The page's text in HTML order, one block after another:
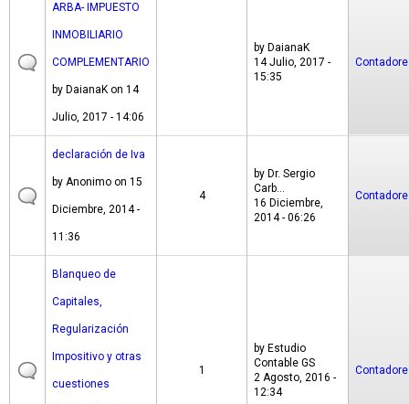
ARBA- IMPUESTO
INMOBILIARIO
COMPLEMENTARIO
by DaianaK on 14
Julio, 2017 - 14:06
by DaianaK
14 Julio, 2017 -
15:35
declaración de Iva
by Anonimo on 15
Diciembre, 2014 -
11:36
4
by Dr. Sergio
Carb...
16 Diciembre,
2014 - 06:26
Blanqueo de
Capitales,
Regularización
Impositivo y otras
cuestiones
1
by Estudio
Contable GS
2 Agosto, 2016 -
12:34